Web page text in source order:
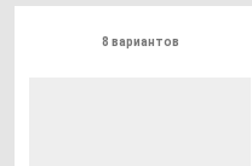
8 вариантов